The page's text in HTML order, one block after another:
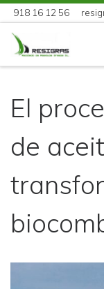
Skip to content
918 16 12 56
El
de